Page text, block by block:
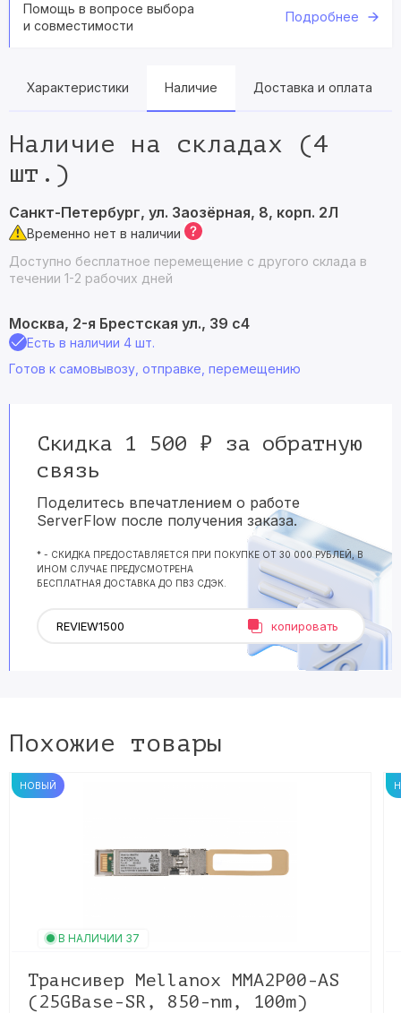
Помощь в вопросе выбора
и совместимости
Подробнее
Характеристики Наличие Доставка и оплата
Наличие на складах (4
шт.)
Санкт-Петербург, ул. Заозёрная, 8, корп. 2Л
Временно нет в наличии
Доступно бесплатное перемещение с другого склада в
течении 1-2 рабочих дней
Москва, 2-я Брестская ул., 39 с4
Есть в наличии 4 шт.
Готов к самовывозу, отправке, перемещению
Скидка 1 500 ₽ за обратную
связь
Поделитесь впечатлением о работе
ServerFlow после получения заказа.
* - СКИДКА ПРЕДОСТАВЛЯЕТСЯ ПРИ ПОКУПКЕ ОТ 30 000 РУБЛЕЙ, В
ИНОМ СЛУЧАЕ ПРЕДУСМОТРЕНА
БЕСПЛАТНАЯ ДОСТАВКА ДО ПВЗ СДЭК.
копировать
Похожие товары
НОВЫЙ
В НАЛИЧИИ 37
Трансивер Mellanox MMA2P00-AS
(25GBase-SR, 850-nm, 100m)